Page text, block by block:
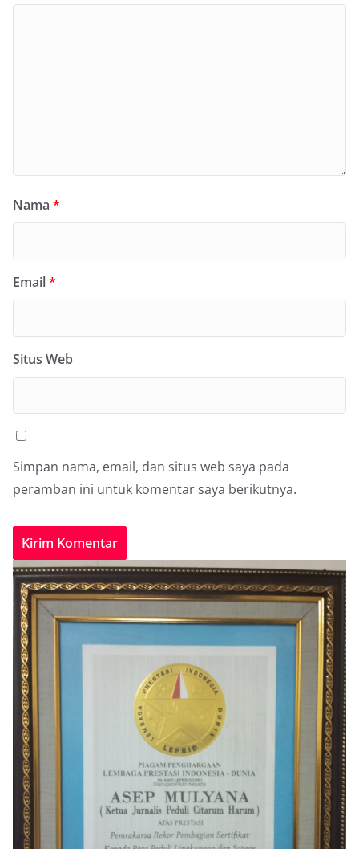
Nama *
Email*
Situs Web
Simpan nama, email, dan situs web saya pada
peramban ini untuk komentar saya berikutnya.